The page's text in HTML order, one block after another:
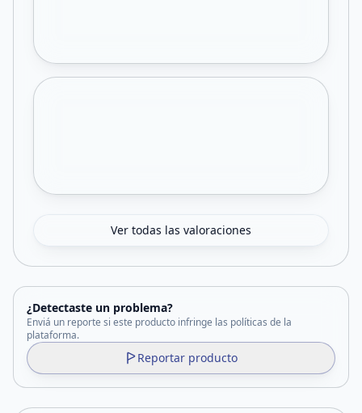
Ver todas las valoraciones
¿Detectaste un problema?
Enviá un reporte si este producto infringe las políticas de la
plataforma.
Reportar producto